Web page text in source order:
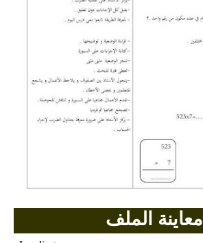
بحوث اللغة العربية
بحوث الرياضيات
بحوث التاريخ و الجغرافيا
بحوث الفيزياء و الكيمياء
بحوث في مجالات اخرى
معاينة الملف